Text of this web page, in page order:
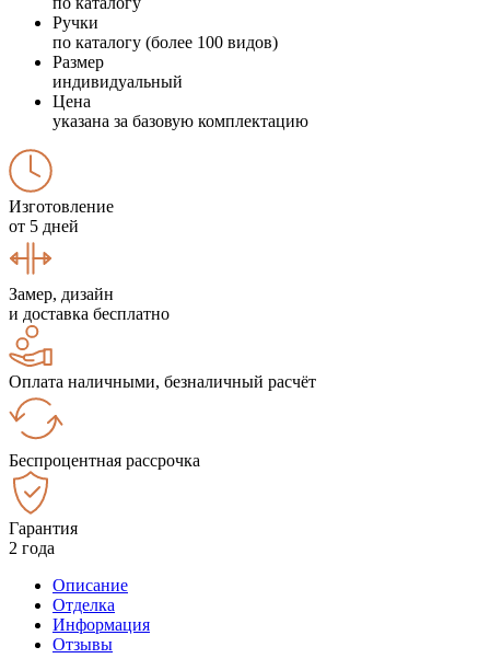
Ручки
по каталогу (более 100 видов)
Размер
индивидуальный
Цена
указана за базовую комплектацию
Изготовление
от 5 дней
Замер, дизайн
и доставка бесплатно
Оплата наличными, безналичный расчёт
Беспроцентная рассрочка
Гарантия
2 года
Описание
Отделка
Информация
Отзывы